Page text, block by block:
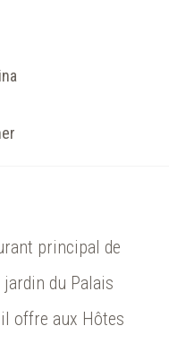
principal de
du Palais
offre aux Hôtes